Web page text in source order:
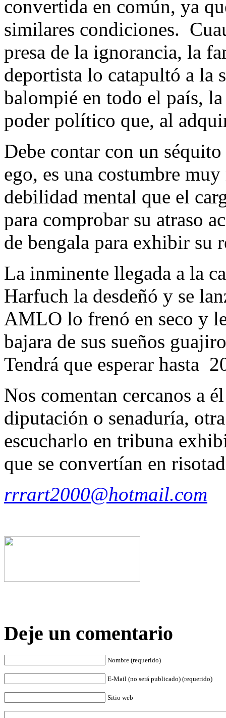
convertida en común, ya
similares condiciones.
presa de la ignorancia, la
deportista lo catapultó a la
balompié en todo el país,
poder político que, al
Debe contar con un
ego, es una costumbre
debilidad mental que el
para comprobar su atraso
de bengala para exhibir su
La inminente llegada a la
Harfuch la desdeñó y se
AMLO lo frenó en seco y
bajara de sus sueños
Tendrá que esperar hasta
Nos comentan cercanos a
diputación o senaduría,
escucharlo en tribuna
que se convertían en
rrrart2000@hotmail.com
Deje un comentario
Nombre (requerido)
E-Mail (no será publicado) (requerido)
Sitio web